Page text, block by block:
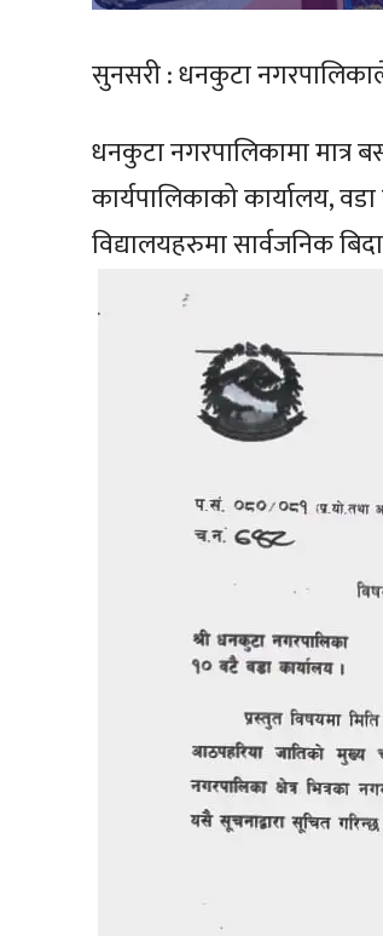
सुनसरी : धनकुटा
धनकुटा नगरपालिकामा मात्र
कार्यपालिकाको कार्यालय,
विद्यालयहरुमा सार्वजनिक